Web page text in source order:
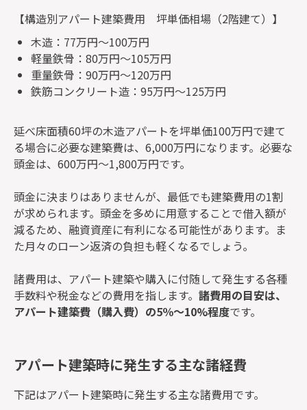
【構造別アパート建築費用 坪単価相場（2階建て）】
木造：77万円～100万円
軽量鉄骨：80万円～105万円
重量鉄骨：90万円～120万円
鉄筋コンクリート造：95万円～125万円
延べ床面積60坪の木造アパートを坪単価100万円で建て
る場合に必要な建築費は、6,000万円になります。必要な
頭金は、600万円～1,800万円です。
頭金に決まりはありませんが、最低でも建築費用の1割
が求められます。頭金を多めに用意することで借入額が
減るため、融資資産に有利になる可能性があります。ま
た月々のローン返済の負担も軽くなるでしょう。
諸費用は、アパート建築や購入に付随して発生する各種
手数料や税金などの費用を指します。 諸費用の目安は、
アパート建築費（購入費）の5％～10%程度です。
アパート建築時に発生する主な諸経費
下記はアパート建築時に発生する主な諸費用です。